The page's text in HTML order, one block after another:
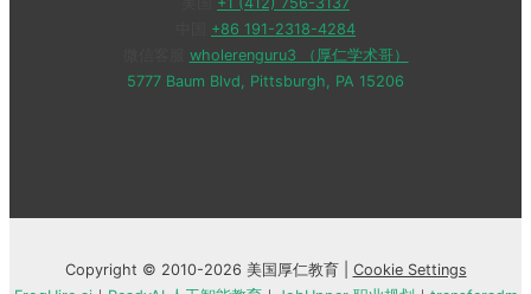
+86 191-2318-4284
wholerenguru3 （厚仁学术哥）
5777 Baum Blvd, Pittsburgh, PA 15206
Copyright © 2010-2026 美国厚仁教育 | Cookie Settings